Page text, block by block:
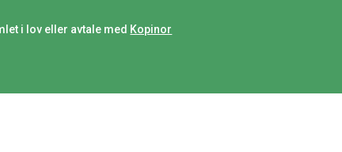
i lov eller avtale med Kopinor